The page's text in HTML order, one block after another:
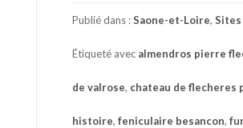
Publié dans :Saone-et-Loire,
Étiqueté avec almendros pierre
de valrose, chateau de flecheres
histoire, feniculaire besancon,